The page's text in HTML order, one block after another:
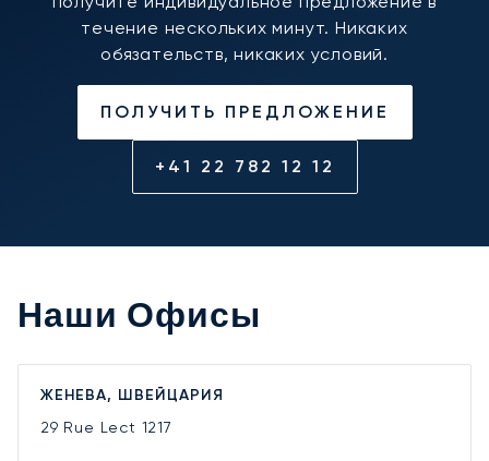
течение нескольких минут. Никаких
обязательств, никаких условий.
ПОЛУЧИТЬ ПРЕДЛОЖЕНИЕ
+41 22 782 12 12
Наши Офисы
ЖЕНЕВА, ШВЕЙЦАРИЯ
29 Rue Lect 1217